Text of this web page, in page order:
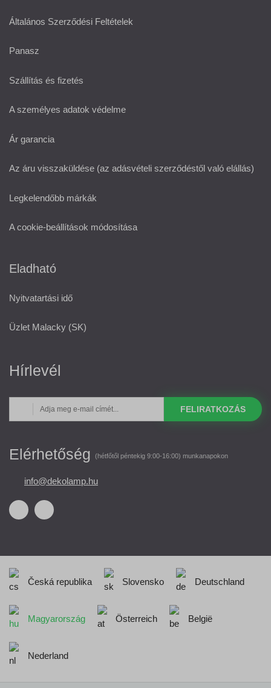
Általános Szerződési Feltételek
Panasz
Szállítás és fizetés
A személyes adatok védelme
Ár garancia
Az áru visszaküldése (az adásvételi szerződéstől való elállás)
Legkelendőbb márkák
A cookie-beállítások módosítása
Eladható
Nyitvatartási idő
Üzlet Malacky (SK)
Hírlevél
FELIRATKOZÁS
Elérhetőség (hétfőtől péntekig 9:00-16:00) munkanapokon
info@dekolamp.hu
Česká republika Slovensko Deutschland
Magyarország Österreich België
Nederland